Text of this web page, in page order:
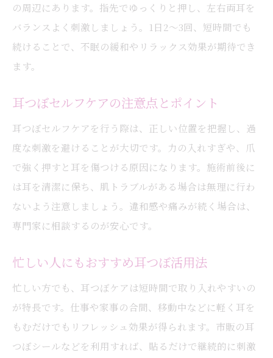
の周辺にあります。指先でゆっくりと押し、左右両耳を
バランスよく刺激しましょう。1日2～3回、短時間でも
続けることで、不眠の緩和やリラックス効果が期待でき
ます。
耳つぼセルフケアの注意点とポイント
耳つぼセルフケアを行う際は、正しい位置を把握し、過
度な刺激を避けることが大切です。力の入れすぎや、爪
で強く押すと耳を傷つける原因になります。施術前後に
は耳を清潔に保ち、肌トラブルがある場合は無理に行わ
ないよう注意しましょう。違和感や痛みが続く場合は、
専門家に相談するのが安心です。
忙しい人にもおすすめ耳つぼ活用法
忙しい方でも、耳つぼケアは短時間で取り入れやすいの
が特長です。仕事や家事の合間、移動中などに軽く耳を
もむだけでもリフレッシュ効果が得られます。市販の耳
つぼシールなどを利用すれば、貼るだけで継続的に刺激